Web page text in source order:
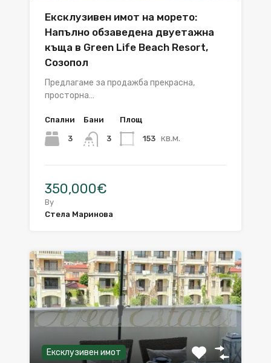
Ексклузивен имот на морето:
Напълно обзаведена двуетажна
къща в Green Life Beach Resort,
Созопол
Предлагаме за продажба прекрасна,
просторна…
Спални
3
Бани
3
Площ
153 кв.м.
350,000€
By
Стела Маринова
Ексклузивен имот